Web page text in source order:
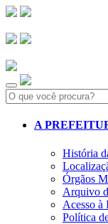
Search:
A
História
Órgãos
Arquivo
Acesso à
Política